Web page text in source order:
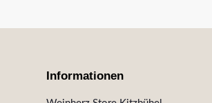
Informationen